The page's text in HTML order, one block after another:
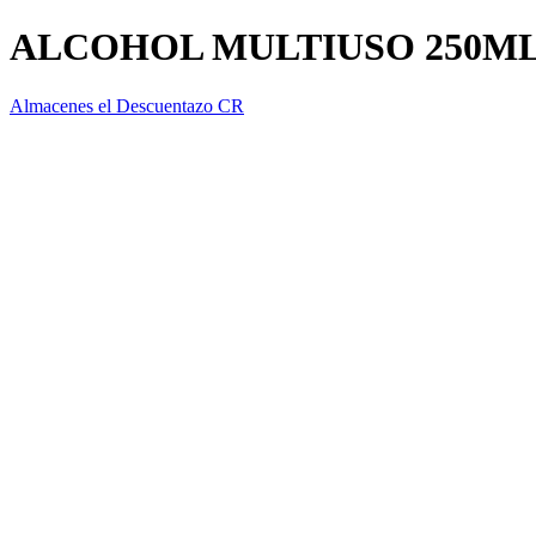
ALCOHOL MULTIUSO
Almacenes el Descuentazo CR